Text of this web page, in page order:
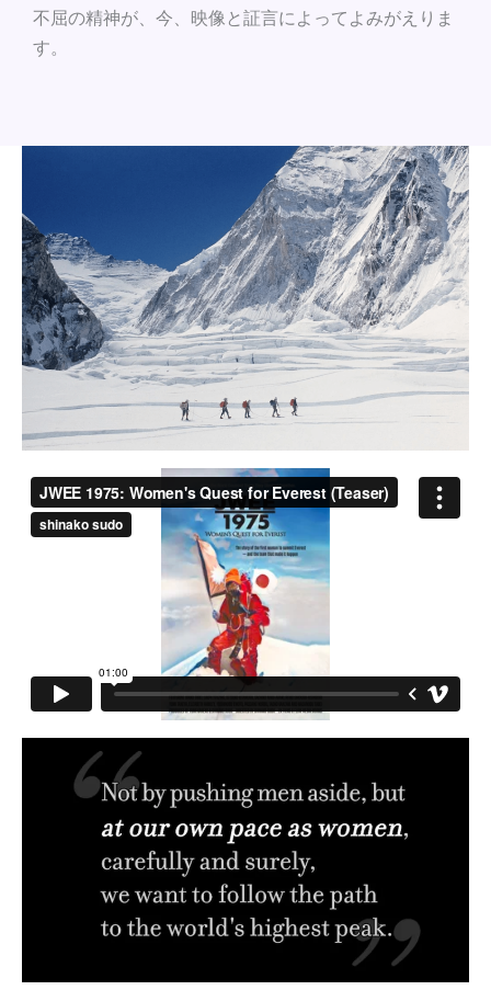
不屈の精神が、今、映像と証言によってよみがえりま
す。